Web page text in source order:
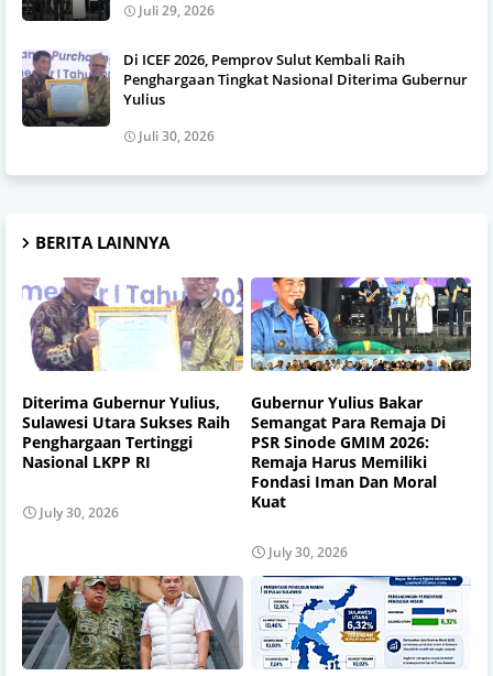
Juli 29, 2026
Di ICEF 2026, Pemprov Sulut Kembali Raih
Penghargaan Tingkat Nasional Diterima Gubernur
Yulius
Juli 30, 2026
BERITA LAINNYA
Diterima Gubernur Yulius,
Sulawesi Utara Sukses Raih
Penghargaan Tertinggi
Nasional LKPP RI
July 30, 2026
Gubernur Yulius Bakar
Semangat Para Remaja Di
PSR Sinode GMIM 2026:
Remaja Harus Memiliki
Fondasi Iman Dan Moral
Kuat
July 30, 2026